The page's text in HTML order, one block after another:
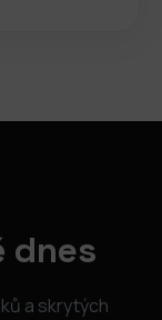
dnes
a skrytých